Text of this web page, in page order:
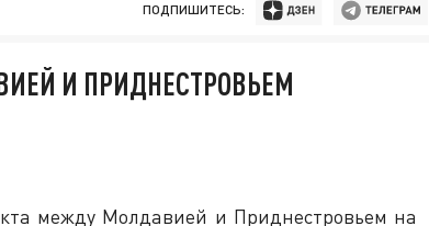
ПОДПИШИТЕСЬ:
И ПРИДНЕСТРОВЬЕМ
между Молдавией и Приднестровьем на